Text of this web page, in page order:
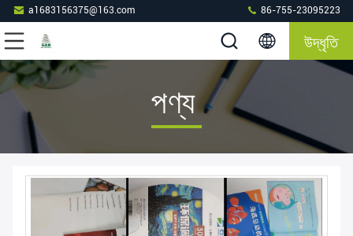
a1683156375@163.com 86-755-23095223
উদ্ধৃতি
পণ্য